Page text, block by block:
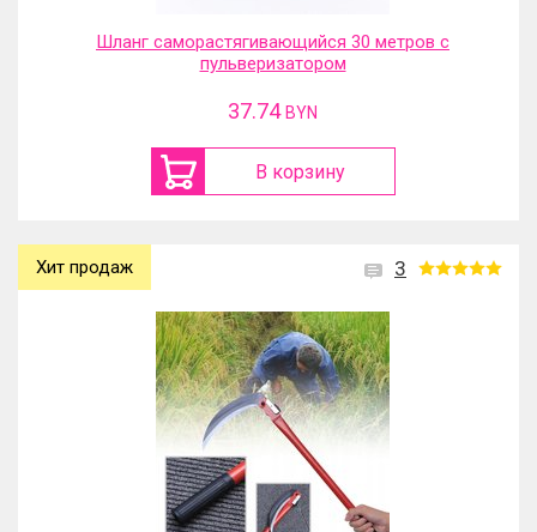
Шланг саморастягивающийся 30 метров с
пульверизатором
37.74 BYN
В корзину
3
Хит продаж